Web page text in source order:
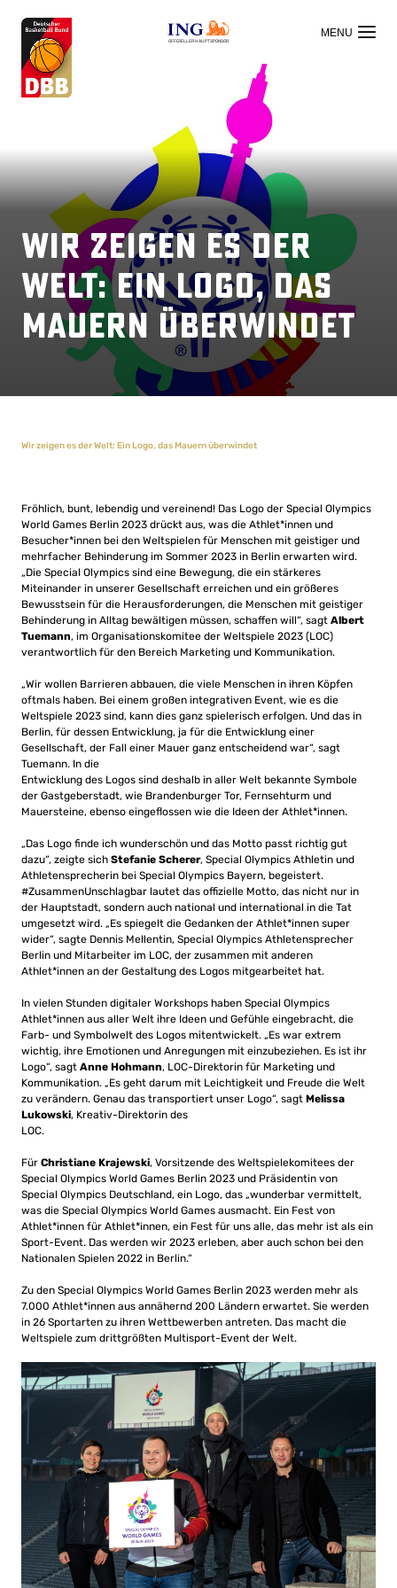
OFFIZIELLER HAUPTSPONSOR
Wir zeigen es der
Welt: Ein Logo, das
Mauern überwindet
Wir zeigen es der Welt: Ein Logo, das Mauern überwindet
Fröhlich, bunt, lebendig und vereinend! Das Logo der Special Olympics
World Games Berlin 2023 drückt aus, was die Athlet*innen und
Besucher*innen bei den Weltspielen für Menschen mit geistiger und
mehrfacher Behinderung im Sommer 2023 in Berlin erwarten wird.
„Die Special Olympics sind eine Bewegung, die ein stärkeres
Miteinander in unserer Gesellschaft erreichen und ein größeres
Bewusstsein für die Herausforderungen, die Menschen mit geistiger
Behinderung in Alltag bewältigen müssen, schaffen will“, sagt Albert
Tuemann, im Organisationskomitee der Weltspiele 2023 (LOC)
verantwortlich für den Bereich Marketing und Kommunikation.
„Wir wollen Barrieren abbauen, die viele Menschen in ihren Köpfen
oftmals haben. Bei einem großen integrativen Event, wie es die
Weltspiele 2023 sind, kann dies ganz spielerisch erfolgen. Und das in
Berlin, für dessen Entwicklung, ja für die Entwicklung einer
Gesellschaft, der Fall einer Mauer ganz entscheidend war“, sagt
Tuemann. In die
Entwicklung des Logos sind deshalb in aller Welt bekannte Symbole
der Gastgeberstadt, wie Brandenburger Tor, Fernsehturm und
Mauersteine, ebenso eingeflossen wie die Ideen der Athlet*innen.
„Das Logo finde ich wunderschön und das Motto passt richtig gut
dazu“, zeigte sich Stefanie Scherer, Special Olympics Athletin und
Athletensprecherin bei Special Olympics Bayern, begeistert.
#ZusammenUnschlagbar lautet das offizielle Motto, das nicht nur in
der Hauptstadt, sondern auch national und international in die Tat
umgesetzt wird. „Es spiegelt die Gedanken der Athlet*innen super
wider“, sagte Dennis Mellentin, Special Olympics Athletensprecher
Berlin und Mitarbeiter im LOC, der zusammen mit anderen
Athlet*innen an der Gestaltung des Logos mitgearbeitet hat.
In vielen Stunden digitaler Workshops haben Special Olympics
Athlet*innen aus aller Welt ihre Ideen und Gefühle eingebracht, die
Farb- und Symbolwelt des Logos mitentwickelt. „Es war extrem
wichtig, ihre Emotionen und Anregungen mit einzubeziehen. Es ist ihr
Logo“, sagt Anne Hohmann, LOC-Direktorin für Marketing und
Kommunikation. „Es geht darum mit Leichtigkeit und Freude die Welt
zu verändern. Genau das transportiert unser Logo“, sagt Melissa
Lukowski, Kreativ-Direktorin des
LOC.
Für Christiane Krajewski, Vorsitzende des Weltspielekomitees der
Special Olympics World Games Berlin 2023 und Präsidentin von
Special Olympics Deutschland, ein Logo, das „wunderbar vermittelt,
was die Special Olympics World Games ausmacht. Ein Fest von
Athlet*innen für Athlet*innen, ein Fest für uns alle, das mehr ist als ein
Sport-Event. Das werden wir 2023 erleben, aber auch schon bei den
Nationalen Spielen 2022 in Berlin.“
Zu den Special Olympics World Games Berlin 2023 werden mehr als
7.000 Athlet*innen aus annähernd 200 Ländern erwartet. Sie werden
in 26 Sportarten zu ihren Wettbewerben antreten. Das macht die
Weltspiele zum drittgrößten Multisport-Event der Welt.